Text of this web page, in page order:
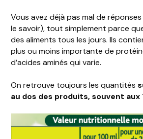
Vous avez déjà pas mal de
le savoir), tout simplement parce
des aliments tous les jours. Ils
plus ou moins importante de
d’acides aminés qui varie.
On retrouve toujours les quantités
au dos des produits, souvent aux